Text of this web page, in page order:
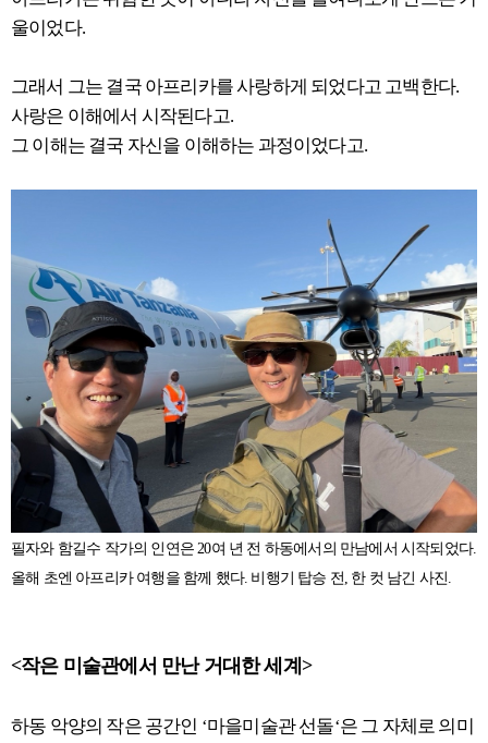
울이었다.
그래서 그는 결국 아프리카를 사랑하게 되었다고 고백한다.
사랑은 이해에서 시작된다고.
그 이해는 결국 자신을 이해하는 과정이었다고.
필자와 함길수 작가의 인연은 20여 년 전 하동에서의 만남에서 시작되었다.
올해 초엔 아프리카 여행을 함께 했다. 비행기 탑승 전, 한 컷 남긴 사진.
<작은 미술관에서 만난 거대한 세계>
하동 악양의 작은 공간인 ‘마을미술관 선돌‘은 그 자체로 의미